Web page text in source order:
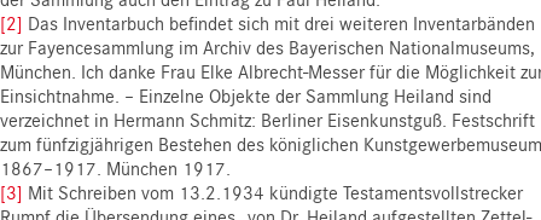
[2] Das Inventarbuch befindet sich mit drei weiteren Inventarbänden
zur Fayencesammlung im Archiv des Bayerischen Nationalmuseums,
München. Ich danke Frau Elke Albrecht-Messer für die Möglichkeit
Einsichtnahme. – Einzelne Objekte der Sammlung Heiland sind
verzeichnet in Hermann Schmitz: Berliner Eisenkunstguß. Festschrift
zum fünfzigjährigen Bestehen des königlichen
1867–1917. München 1917.
[3] Mit Schreiben vom 13.2.1934 kündigte Testamentsvollstrecker